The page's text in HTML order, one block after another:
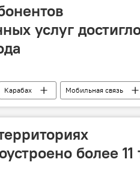
услуг
Карабах Мобильная связь
более 11